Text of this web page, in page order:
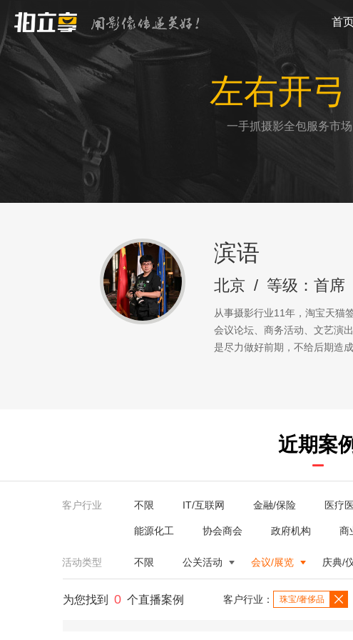
首
左右开
一手抓摄影全包服务市
滨语
北京 / 等级：首席
从事摄影行业11年，淘宝天猫
会议论坛、商务活动、文艺演
是尽力做好前期，不给后期造
近期案
客户行业 不限 IT/互联网 金融/保险 医疗
能源化工 协会商会 政府机构 商
活动类型 不限 公关活动 会议/展览 庆典/
为您找到 0 个直播案例 客户行业： 珠宝/奢侈品